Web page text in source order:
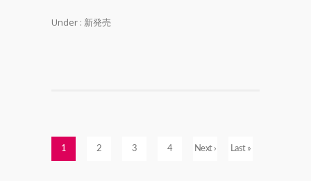
Under : 新発売
1 2 3 4 Next › Last »